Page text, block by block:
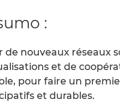
:
de nouveaux réseaux
et de
pour faire un
et durables.